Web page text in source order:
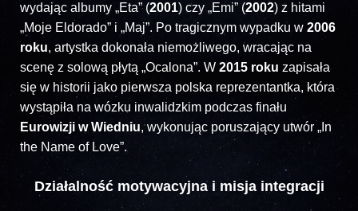
wydając albumy „Eta” (2001) czy „Emi” (2002) z hitami
„Moje Eldorado” i „Maj”. Po tragicznym wypadku w 2006
roku, artystka dokonała niemożliwego, wracając na
scenę z solową płytą „Ocalona”. W 2015 roku zapisała
się w historii jako pierwsza polska reprezentantka, która
wystąpiła na wózku inwalidzkim podczas finału
Eurowizji w Wiedniu, wykonując poruszający utwór „In
the Name of Love”.
Działalność motywacyjna i misja integracji